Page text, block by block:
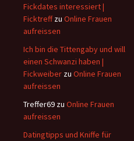
Fickdates interessiert |
Ficktreffzu Online Frauen
aufreissen
Ich bin die Tittengaby und will
einen Schwanzi haben |
Fickweiber zu Online Frauen
aufreissen
Treffer69 zu Online Frauen
aufreissen
Datingtipps und Kniffe für